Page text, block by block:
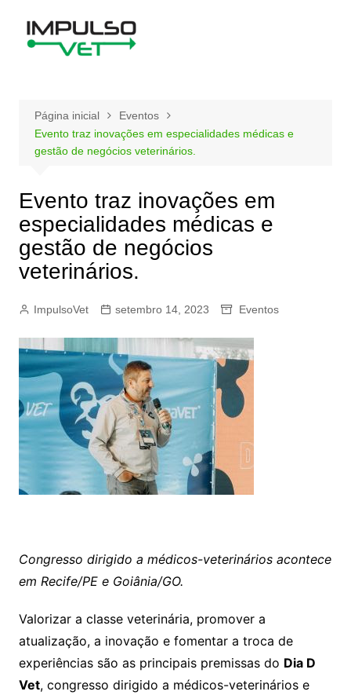
Página inicial
Eventos
Evento traz inovações em especialidades médicas e
gestão de negócios veterinários.
Evento traz inovações em
especialidades médicas e
gestão de negócios
veterinários.
ImpulsoVet setembro 14, 2023 Eventos
Congresso dirigido a médicos-veterinários acontece
em Recife/PE e Goiânia/GO.
Valorizar a classe veterinária, promover a
atualização, a inovação e fomentar a troca de
experiências são as principais premissas do Dia D
Vet, congresso dirigido a médicos-veterinários e